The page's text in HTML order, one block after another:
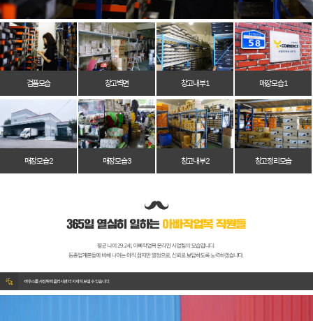
검품모습 창고벽면 창고 내부 1 매장 모습 1
매장 모습 2 매장 모습 3 창고 내부 2 창고 정리 모습